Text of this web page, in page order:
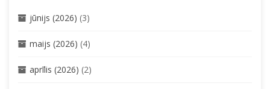
jūnijs (2026) (3)
maijs (2026) (4)
aprīlis (2026) (2)